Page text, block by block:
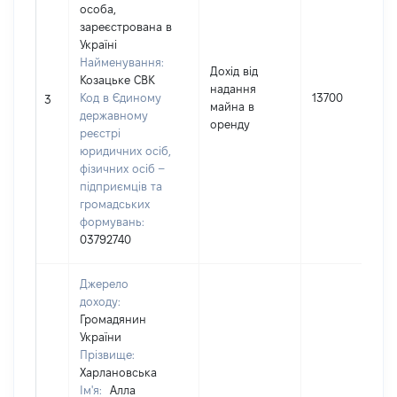
3
особа,
зареєстрована в
Україні
Найменування:
Козацьке СВК
Код в Єдиному
державному
реєстрі
юридичних осіб,
фізичних осіб –
підприємців та
громадських
формувань:
03792740
Дохід від
надання
майна в
оренду
13700
Джерело
доходу:
Громадянин
України
Прізвище:
Харлановська
Ім'я:
Алла